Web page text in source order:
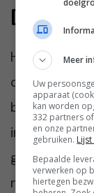
De
Het grootste
dure
met SPF 30
Meer
Uw
apparaat
kan worden
332 partners
en onze
gebruiken.
Bepaalde
verwerken op
hiertegen